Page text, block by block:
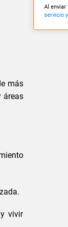
más
vivir
Al enviar
servicio